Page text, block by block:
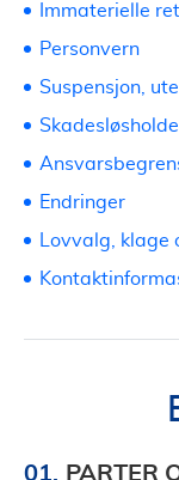
PARTER
Immaterielle
Personvern
Suspensjon,
Endringer
Lovvalg,